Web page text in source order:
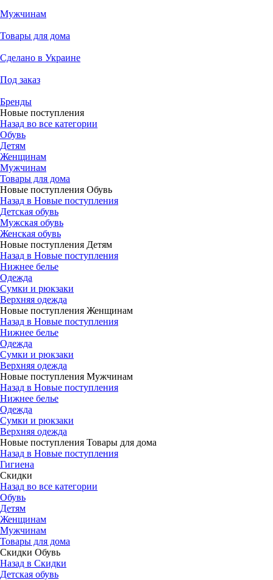
Мужчинам
Товары для дома
Сделано в Украине
Под заказ
Бренды
Новые поступления
Назад во все категории
Обувь
Детям
Женщинам
Мужчинам
Товары для дома
Новые поступления Обувь
Назад в Новые поступления
Детская обувь
Мужская обувь
Женская обувь
Новые поступления Детям
Назад в Новые поступления
Нижнее белье
Одежда
Сумки и рюкзаки
Верхняя одежда
Новые поступления Женщинам
Назад в Новые поступления
Нижнее белье
Одежда
Сумки и рюкзаки
Верхняя одежда
Новые поступления Мужчинам
Назад в Новые поступления
Нижнее белье
Одежда
Сумки и рюкзаки
Верхняя одежда
Новые поступления Товары для дома
Назад в Новые поступления
Гигиена
Скидки
Назад во все категории
Обувь
Детям
Женщинам
Мужчинам
Товары для дома
Скидки Обувь
Назад в Скидки
Детская обувь